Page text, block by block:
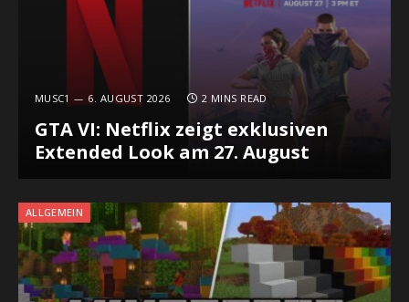
MUSC1 6. AUGUST 2026 2 MINS READ
GTA VI: Netflix zeigt exklusiven
Extended Look am 27. August
ALLGEMEIN